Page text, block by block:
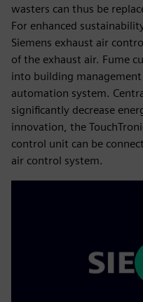
wasters can thus be
For enhanced
Siemens exhaust air
of the exhaust air. Fume
into building
automation system.
significantly decrease
innovation, the
control unit can be
air control system.